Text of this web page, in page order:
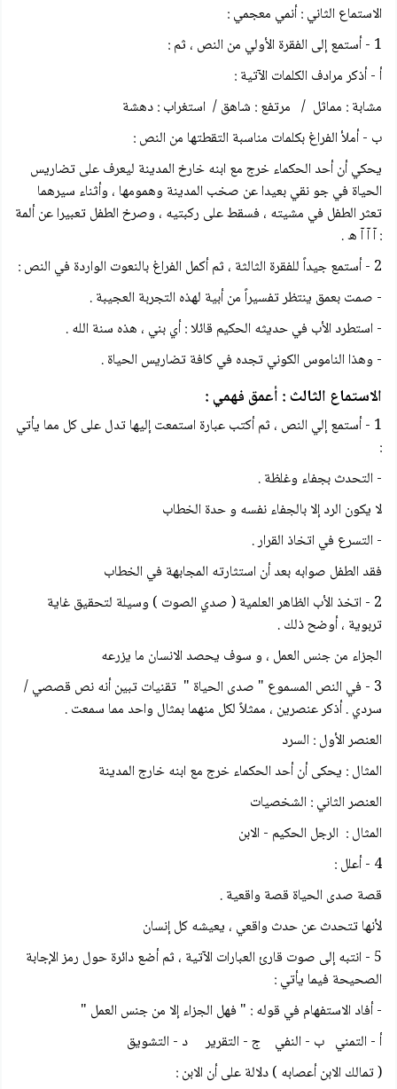
الاستماع الثاني : أنمي معجمي :
1 - أستمع إلى الفقرة الأولي من النص ، ثم :
أ - أذكر مرادف الكلمات الآتية :
مشابة : مماثل / مرتفع : شاهق / استغراب : دهشة
ب - أملأ الفراغ بكلمات مناسبة التقطتها من النص :
يحكي أن أحد الحكماء خرج مع ابنه خارخ المدينة ليعرف على تضاريس
الحياة في جو نقي بعيدا عن صخب المدينة وهمومها ، وأثناء سيرهما
تعثر الطفل في مشيته ، فسقط على ركبتيه ، وصرخ الطفل تعبيرا عن ألمة
: آ آ آ ه .
2 - أستمع جيداً للفقرة الثالثة ، ثم أكمل الفراغ بالنعوت الواردة في النص :
- صمت بعمق ينتظر تفسيراً من أبية لهذه التجربة العجيبة .
- استطرد الأب في حديثه الحكيم قائلا : أي بني ، هذه سنة الله .
- وهذا الناموس الكوني تجده في كافة تضاريس الحياة .
الاستماع الثالث : أعمق فهمي :
1 - أستمع إلي النص ، ثم أكتب عبارة استمعت إليها تدل على كل مما يأتي
:
- التحدث بجفاء وغلظة .
لا يكون الرد إلا بالجفاء نفسه و حدة الخطاب
- التسرع في اتخاذ القرار .
فقد الطفل صوابه بعد أن استثارته المجابهة في الخطاب
2 - اتخذ الأب الظاهر العلمية ( صدي الصوت ) وسيلة لتحقيق غاية
تربوية ، أوضح ذلك .
الجزاء من جنس العمل ، و سوف يحصد الانسان ما يزرعه
3 - في النص المسموع " صدى الحياة " تقنيات تبين أنه نص قصصي /
سردي . أذكر عنصرين ، ممثلاً لكل منهما بمثال واحد مما سمعت .
العنصر الأول : السرد
المثال : يحكى أن أحد الحكماء خرج مع ابنه خارج المدينة
العنصر الثاني : الشخصيات
المثال : الرجل الحكيم - الابن
4 - أعلل :
قصة صدى الحياة قصة واقعية .
لأنها تتحدث عن حدث واقعي ، يعيشه كل إنسان
5 - انتبه إلى صوت قارئ العبارات الآتية ، ثم أضع دائرة حول رمز الإجابة
الصحيحة فيما يأتي :
- أفاد الاستفهام في قوله : " فهل الجزاء إلا من جنس العمل "
أ - التمني ب - النفي ج - التقرير د - التشويق
( تمالك الابن أعصابه ) دلالة على أن الابن :